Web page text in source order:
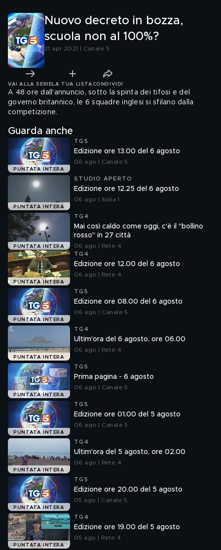
Nuovo decreto in bozza,
scuola non al 100%?
21 apr 2021 | Canale 5
VAI ALLA SERIE LA TUA LISTA CONDIVIDI
A 48 ore dall'annuncio, sotto la spinta dei tifosi e del
governo britannico, le 6 squadre inglesi si sfilano dalla
competizione.
Guarda anche
PUNTATA INTERA
TG5
Edizione ore 13.00 del 6 agosto
06 ago | Canale 5
PUNTATA INTERA
STUDIO APERTO
Edizione ore 12.25 del 6 agosto
06 ago | Italia 1
PUNTATA INTERA
TG4
Mai così caldo come oggi, c'è il "bollino
rosso" in 27 città
06 ago | Rete 4
PUNTATA INTERA
TG4
Edizione ore 12.00 del 6 agosto
06 ago | Rete 4
PUNTATA INTERA
TG5
Edizione ore 08.00 del 6 agosto
06 ago | Canale 5
PUNTATA INTERA
TG4
Ultim'ora del 6 agosto, ore 06.00
06 ago | Rete 4
PUNTATA INTERA
TG5
Prima pagina - 6 agosto
06 ago | Canale 5
PUNTATA INTERA
TG5
Edizione ore 01.00 del 5 agosto
06 ago | Canale 5
PUNTATA INTERA
TG4
Ultim'ora del 5 agosto, ore 02.00
06 ago | Rete 4
PUNTATA INTERA
TG5
Edizione ore 20.00 del 5 agosto
05 ago | Canale 5
PUNTATA INTERA
TG4
Edizione ore 19.00 del 5 agosto
05 ago | Rete 4